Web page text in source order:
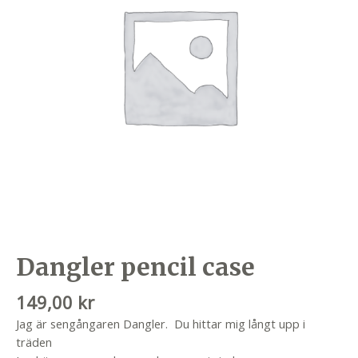
Dangler pencil case
149,00 kr
Jag är sengångaren Dangler. Du hittar mig långt upp i
träden